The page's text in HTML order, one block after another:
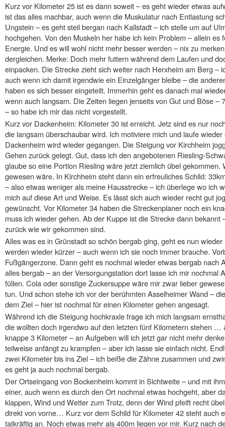
Kurz vor Kilometer 25 ist es dann soweit – es geht wieder etwas
ist das alles machbar, auch wenn die Muskulatur nach Entlastung
Ungstein – es geht steil bergan nach Kallstadt – ich stelle um auf
hochgehen. Von den Muskeln her habe ich kein Problem – allein es
Energie. Und es will wohl nicht mehr besser werden – nix zu
dergleichen. Merke: Doch mehr futtern während dem Laufen und
einpacken. Die Strecke zieht sich weiter nach Herxheim am Berg –
auch wenn ich damit irgendwie ein Einzelgänger bleibe – die
haben es sich besser eingeteilt. Immerhin geht es danach mal
wenn auch langsam. Die Zeiten liegen jenseits von Gut und Böse –
– so habe ich mir das nicht vorgestellt.
Kurz vor Dackenheim: Kilometer 30 ist erreicht. Jetz sind es nur
die langsam überschaubar wird. Ich motiviere mich und laufe
Dackenheim wird wieder gegangen. Die Steigung vor Kirchheim
Gehen zurück gelegt. Gut, dass ich den angebotenen Riesling-
glaube so eine Portion Riesling wäre jetzt ziemlich übel
gewesen wäre. In Kirchheim steht dann ein erfreuliches Schild:
– also etwas weniger als meine Hausstrecke – ich überlege wo ich
mich auf diese Art und Weise. Es lässt sich auch wieder recht gut
gewünscht. Vor Kilometer 34 haben die Streckenplaner noch ein
muss ich wieder gehen. Ab der Kuppe ist die Strecke dann bekannt
zurück wie wir gekommen sind.
Alles was es in Grünstadt so schön bergab ging, geht es nun
werden wieder kürzer – auch wenn ich sie noch immer brauche.
Fußgängerzone. Dann geht es nochmal wieder etwas bergab nach
alles bergab – an der Versorgungstation dort lasse ich mir nochmal
füllen. Cola oder sonstige Zuckersuppe wäre mir zwar lieber
tun. Und schon stehe ich vor der berühmten Asselheimer Wand –
dem Ziel – hier ist nochmal für einen Kilometer gehen angesagt.
Während ich die Steigung hochkraxle frage ich mich langsam
die wollten doch irgendwo auf den letzten fünf Kilometern stehen …
knappe 3 Kilometer – an Aufgeben will ich jetzt gar nicht mehr
teilweise anfängt zu krampfen – aber ich lasse sie einfach nicht.
zwei Kilometer bis ins Ziel – ich beiße die Zähne zusammen und
es geht ja auch nochmal bergab.
Der Ortseingang von Bockenheim kommt in Sichtweite – und mit
einer, auch wenn es durch den Ort nochmal etwas hochgeht, aber
klappen, Wind und Wetter zum Trotz, denn der Wind pfeift recht
direkt von vorne… Kurz vor dem Schild für Kilometer 42 steht auch
tatkräftig an. Noch etwas mehr als 400m liegen vor mir. Kurz nach